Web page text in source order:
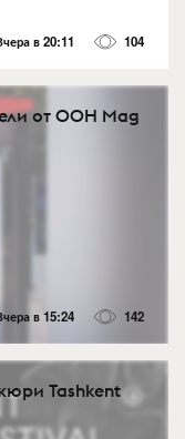
в 20:11 104
от OOH Mag
в 15:24 142
Tashkent